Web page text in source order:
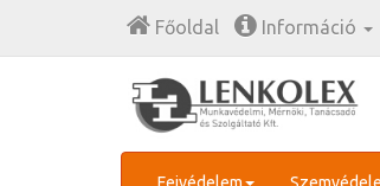
Főoldal Információ